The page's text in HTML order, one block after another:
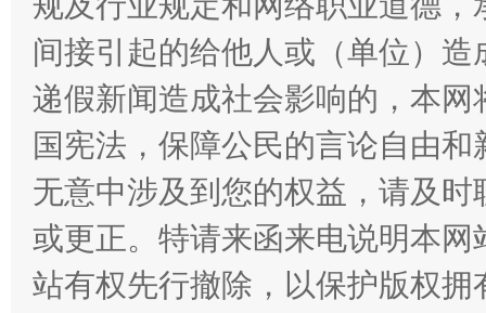
揭开“小金库”的免责幌子
间接引起的给他人或（单位）
递假新闻造成社会影响的，本
国宪法，保障公民的言论自由
无意中涉及到您的权益，请及
或更正。特请来函来电说明本
站有权先行撤除，以保护版权